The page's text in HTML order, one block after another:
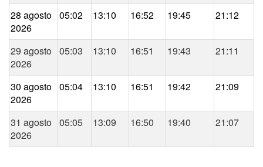
28 agosto
2026
05:02 13:10 16:52 19:45 21:12
29 agosto
2026
05:03 13:10 16:51 19:43 21:11
30 agosto
2026
05:04 13:10 16:51 19:42 21:09
31 agosto
2026
05:05 13:09 16:50 19:40 21:07